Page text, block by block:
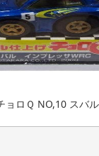
ョロＱ NO,10 スバ